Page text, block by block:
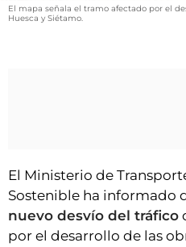
AGENDA
CLUB DEL
INICIAR
El mapa señala el tramo afectado por el
Huesca y Siétamo.
El Ministerio de
Sostenible ha informado
nuevo desvío del tráfico
por el desarrollo de las